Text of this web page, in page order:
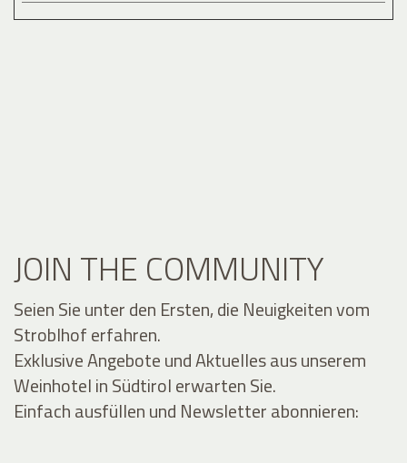
JOIN THE COMMUNITY
Seien Sie unter den Ersten, die Neuigkeiten vom
Stroblhof erfahren.
Exklusive Angebote und Aktuelles aus unserem
Weinhotel in Südtirol erwarten Sie.
Einfach ausfüllen und Newsletter abonnieren: